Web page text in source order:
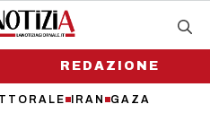
IRAN GAZA
REDAZIONE